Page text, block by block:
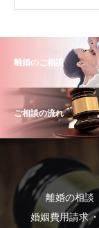
離婚のご相談
ご相談の流れ
離婚の相談
婚姻費用請求